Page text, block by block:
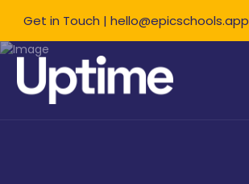
Get in Touch | hello@epicschools.app
Share this: